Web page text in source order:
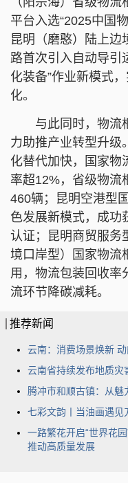
平台入选“2025中国
昆明（磨憨）陆上边
路首次引入自动导引
化装备”作业新模式
化。
与此同时，物流
力助推产业转型升级
化替代加快，国家物
率超12%，省级物流
460辆；昆明空港型
色发展新模式，成功
认证；昆明商贸服
境口岸型）国家物流
用，物流包装回收率
流环节降碳减耗。
推荐新闻
云南：消费场景焕新
云南省持续发布地质
腾冲市和顺古镇：从魅
七彩文韵丨当油画遇
一路繁花开启“世界花
推动高质量发展